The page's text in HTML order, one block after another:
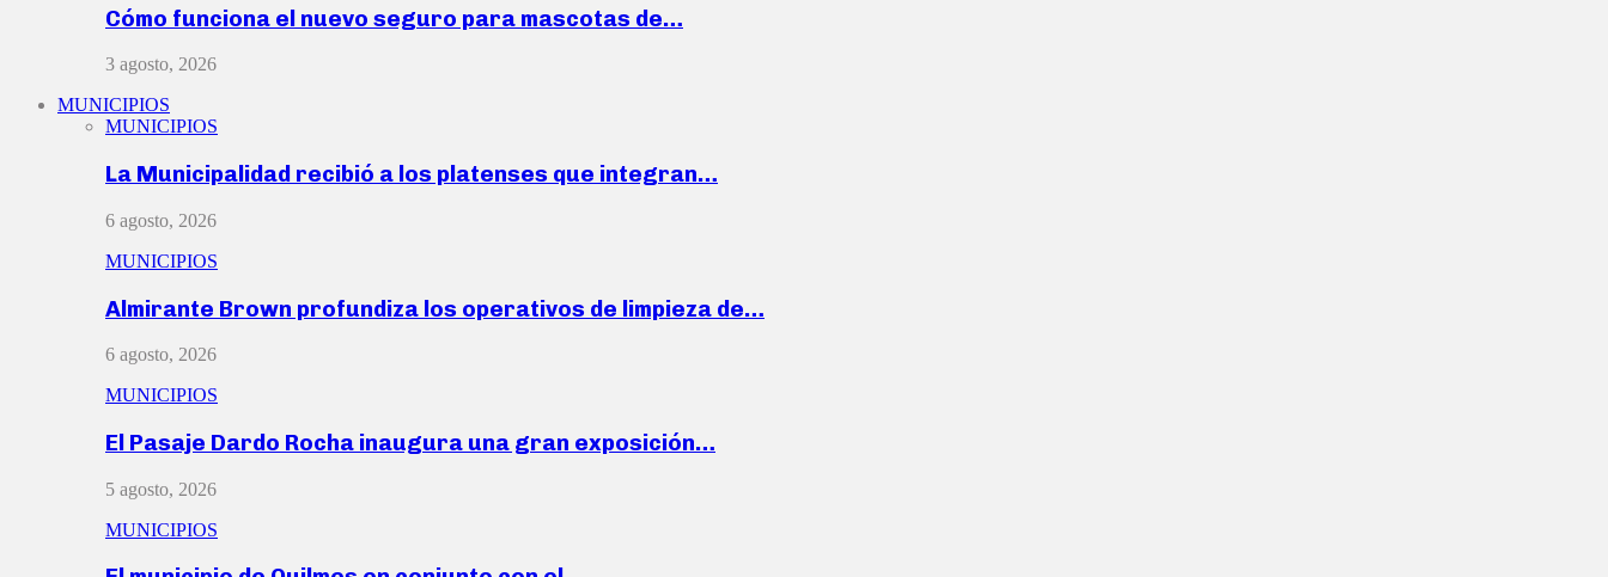
Cómo funciona el nuevo seguro para mascotas de…
3 agosto, 2026
MUNICIPIOS
MUNICIPIOS
La Municipalidad recibió a los platenses que integran…
6 agosto, 2026
MUNICIPIOS
Almirante Brown profundiza los operativos de limpieza de…
6 agosto, 2026
MUNICIPIOS
El Pasaje Dardo Rocha inaugura una gran exposición…
5 agosto, 2026
MUNICIPIOS